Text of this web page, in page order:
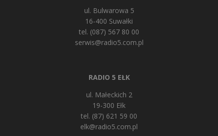
ul. Bulwarowa 5
16-400 Suwałki
tel. (087) 567 80 00
serwis@radio5.com.pl
RADIO 5 EŁK
ul. Małeckich 2
19-300 Ełk
tel. (87) 621 59 00
elk@radio5.com.pl